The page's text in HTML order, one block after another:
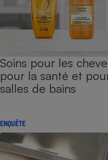
Soins pour les
pour la santé et
salles de bains
ENQUÊTE